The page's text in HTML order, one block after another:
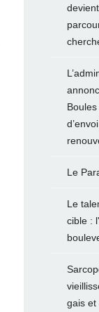
Le
Le
cible :
gais et